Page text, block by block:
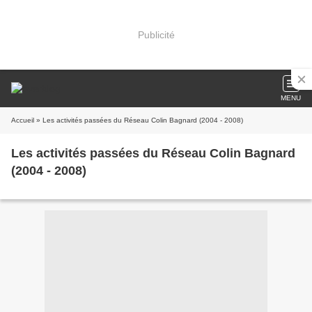
Publicité
MENU
Accueil » Les activités passées du Réseau Colin Bagnard (2004 - 2008)
Les activités passées du Réseau Colin Bagnard
(2004 - 2008)